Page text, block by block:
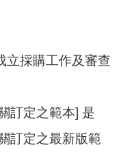
立採購工作及審查
訂定之範本] 是
訂定之最新版範